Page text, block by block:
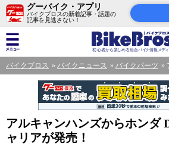
グーバイク・アプリ
バイクブロスの新着記事・話題の
記事を見逃さない！
バイクブロス バイクニュース バイクパーツ
アルキャンハンズからホンダ
ャリアが発売！